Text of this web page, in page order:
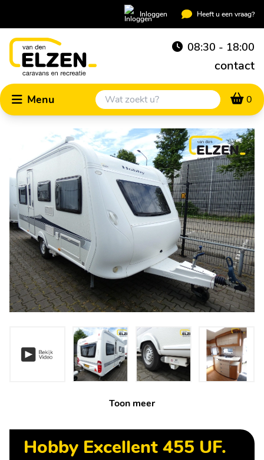
Inloggen Heeft u een vraag?
08:30 - 18:00
contact
Menu 0
Toon meer
Hobby Excellent 455 UF.